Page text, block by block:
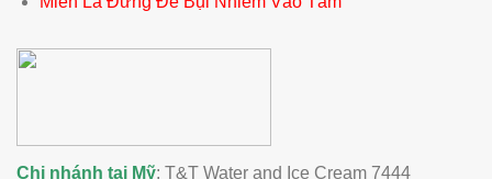
Chi nhánh tại Mỹ: T&T Water and Ice Cream 7444